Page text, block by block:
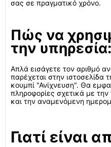
σας σε πραγματικό χρόνο.
Πώς να
την υπηρεσία:
Απλά εισάγετε τον αριθμό
παρέχεται στην ιστοσελίδα
κουμπί "Ανίχνευση". Θα
πληροφορίες σχετικά με
και την αναμενόμενη
Γιατί είναι